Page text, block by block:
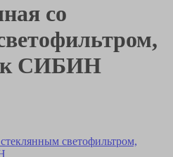
со
СИБИН